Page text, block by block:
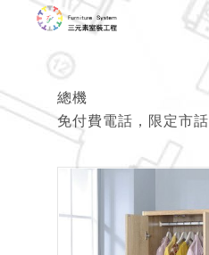
總機
免付費電話，限定市話